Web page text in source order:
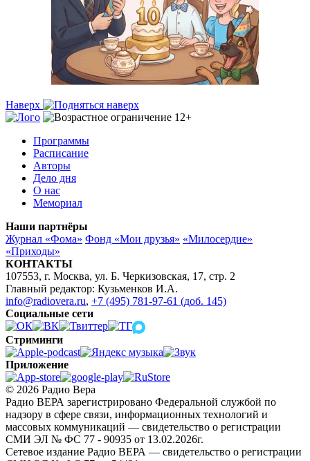
Наверх
Программы
Расписание
Авторы
Дело дня
О нас
Мемориал
Наши партнёры
Журнал «Фома» Фонд «Мои друзья» «Милосердие»
«Приходы»
КОНТАКТЫ
107553, г. Москва, ул. Б. Черкизовская, 17, стр. 2
Главный редактор: Кузьменков И.А.
info@radiovera.ru, +7 (495) 781-97-61 (доб. 145)
Социальные сети
Стриминги
Приложение
© 2026 Радио Вера
Радио ВЕРА зарегистрировано Федеральной службой по
надзору в сфере связи, информационных технологий и
массовых коммуникаций — свидетельство о регистрации
СМИ ЭЛ № ФС 77 - 90935 от 13.02.2026г.
Сетевое издание Радио ВЕРА — свидетельство о регистрации